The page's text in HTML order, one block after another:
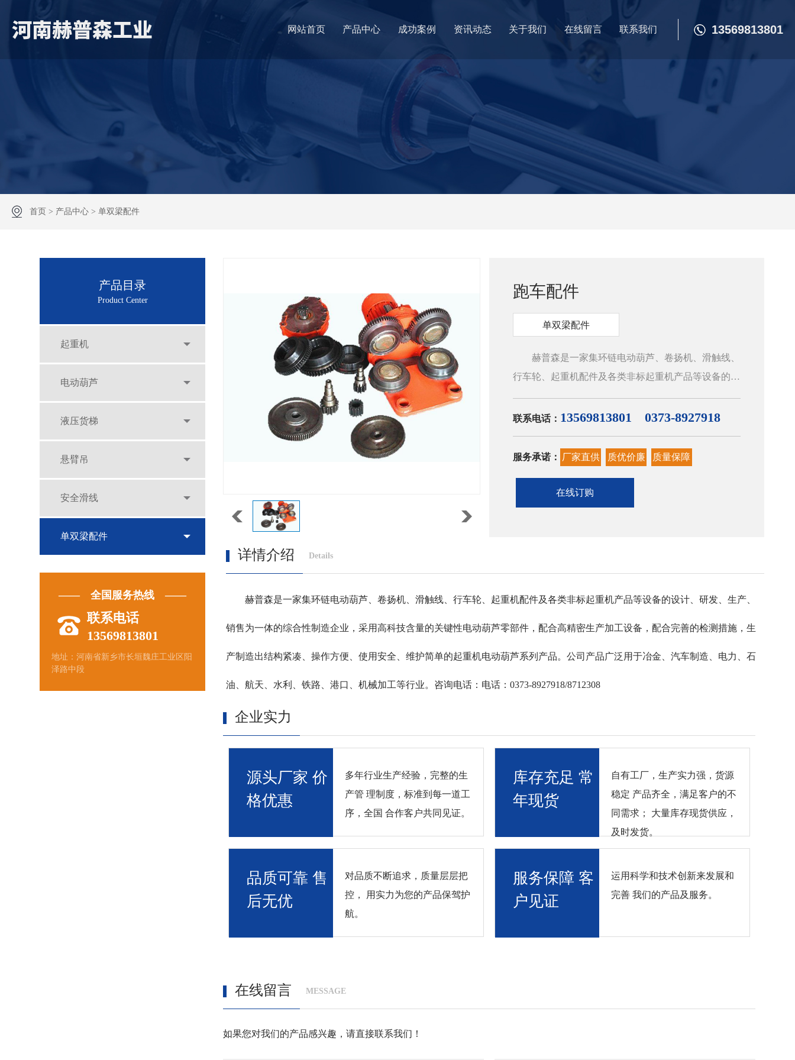
网站首页 产品中心 成功案例 资讯动态 关于我们 在线留言 联系我们 13569813801
首页 > 产品中心 > 单双梁配件
产品目录
Product Center
起重机
电动葫芦
液压货梯
悬臂吊
安全滑线
单双梁配件
—— 全国服务热线 ——
联系电话
13569813801
地址：河南省新乡市长垣魏庄工业区阳
泽路中段
跑车配件
单双梁配件
赫普森是一家集环链电动葫芦、卷扬机、滑触线、
行车轮、起重机配件及各类非标起重机产品等设备的设
高科技含量的关键性电动葫芦零部件，配合高精密生产
凑、操作方便、使用安全、维护简单的起重机电动葫芦
石油、航天、水利、铁路、港口、机械加工等行业。咨
询电话：电话：0373-8927918/8712308
联系电话： 13569813801 0373-8927918
服务承诺： 厂家直供 质优价廉 质量保障
在线订购
详情介绍 Details
赫普森是一家集环链电动葫芦、卷扬机、滑触线、行车轮、起重机配件及各类非标起重机产品等设备的设计、研发、生产、
销售为一体的综合性制造企业，采用高科技含量的关键性电动葫芦零部件，配合高精密生产加工设备，配合完善的检测措施，生
产制造出结构紧凑、操作方便、使用安全、维护简单的起重机电动葫芦系列产品。公司产品广泛用于冶金、汽车制造、电力、石
油、航天、水利、铁路、港口、机械加工等行业。咨询电话：电话：0373-8927918/8712308
企业实力
源头厂家 价
格优惠
多年行业生产经验，完整的生
产管 理制度，标准到每一道工
序，全国 合作客户共同见证。
库存充足 常
年现货
自有工厂，生产实力强，货源
稳定 产品齐全，满足客户的不
同需求； 大量库存现货供应，
及时发货。
品质可靠 售
后无优
对品质不断追求，质量层层把
控， 用实力为您的产品保驾护
航。
服务保障 客
户见证
运用科学和技术创新来发展和
完善 我们的产品及服务。
在线留言 MESSAGE
如果您对我们的产品感兴趣，请直接联系我们！